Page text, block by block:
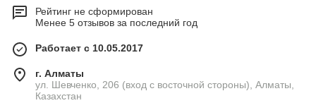
Рейтинг не сформирован
Менее 5 отзывов за последний год
Работает с 10.05.2017
г. Алматы
ул. Шевченко, 206 (вход с восточной стороны), Алматы,
Казахстан